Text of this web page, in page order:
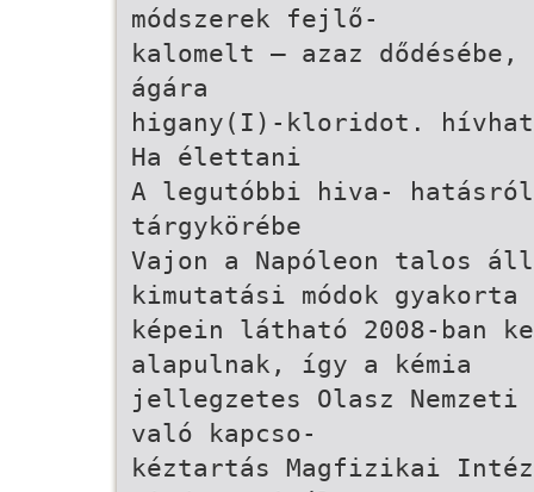
módszerek fejlő-
kalomelt – azaz
ágára
higany(I)-kloridot.
Ha élettani
A legutóbbi hiva-
tárgykörébe
Vajon a Napóleon talos
kimutatási módok gyakorta
képein látható 2008-ban
alapulnak, így a kémia
jellegzetes Olasz Nemzeti
való kapcso-
kéztartás Magfizikai